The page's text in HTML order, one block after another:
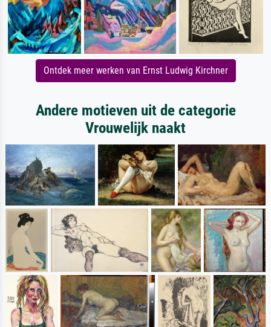
Ontdek meer werken van Ernst Ludwig Kirchner
Andere motieven uit de categorie
Vrouwelijk naakt